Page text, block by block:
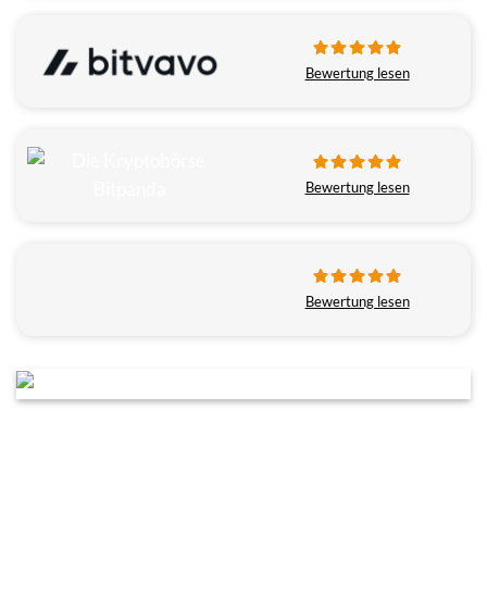
Bewertung lesen
Bewertung lesen
Bewertung lesen